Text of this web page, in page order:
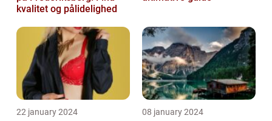
kvalitet og pålidelighed
22 january 2024 08 january 2024